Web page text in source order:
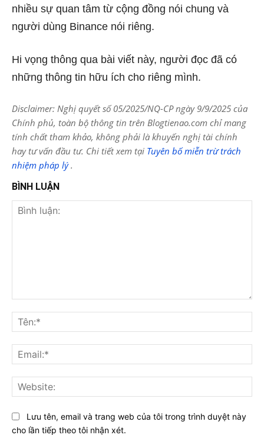
nhiều sự quan tâm từ cộng đồng nói chung và
người dùng Binance nói riêng.
Hi vọng thông qua bài viết này, người đọc đã có
những thông tin hữu ích cho riêng mình.
Disclaimer: Nghị quyết số 05/2025/NQ-CP ngày 9/9/2025 của
Chính phủ, toàn bộ thông tin trên Blogtienao.com chỉ mang
tính chất tham khảo, không phải là khuyến nghị tài chính
hay tư vấn đầu tư. Chi tiết xem tại Tuyên bố miễn trừ trách
nhiệm pháp lý.
BÌNH LUẬN
luận:
Lưu tên, email và trang web của tôi trong trình duyệt này
cho lần tiếp theo tôi nhận xét.